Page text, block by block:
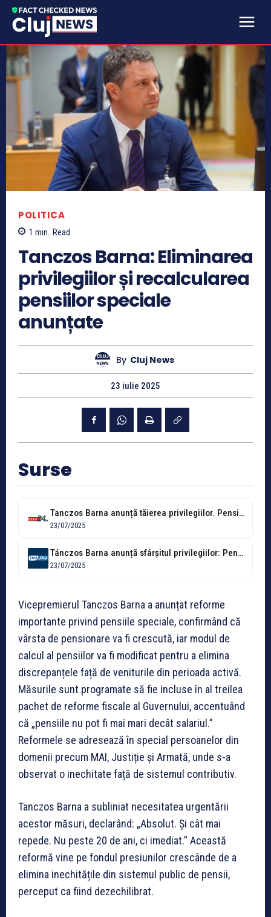
POLITICA
1 min. Read
Tanczos Barna: Eliminarea
privilegiilor și recalcularea
pensiilor speciale
anunțate
By Cluj News
23 iulie 2025
Surse
Tanczos Barna anunță tăierea privilegiilor. Pensiile speciale vor fi recalculate, iar vârsta...
23/07/2025
Tánczos Barna anunță sfârșitul privilegiilor: Pensiile speciale se taie, iar vârsta de...
23/07/2025
Vicepremierul Tanczos Barna a anunțat reforme
importante privind pensiile speciale, confirmând că
vârsta de pensionare va fi crescută, iar modul de
calcul al pensiilor va fi modificat pentru a elimina
discrepanțele față de veniturile din perioada activă.
Măsurile sunt programate să fie incluse în al treilea
pachet de reforme fiscale al Guvernului, accentuând
că „pensiile nu pot fi mai mari decât salariul.”
Reformele se adresează în special persoanelor din
domenii precum MAI, Justiție și Armată, unde s-a
observat o inechitate față de sistemul contributiv.
Tanczos Barna a subliniat necesitatea urgentării
acestor măsuri, declarând: „Absolut. Și cât mai
repede. Nu peste 20 de ani, ci imediat.” Această
reformă vine pe fondul presiunilor crescânde de a
elimina inechitățile din sistemul public de pensii,
perceput ca fiind dezechilibrat.